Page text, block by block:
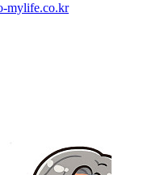
mylife.co.kr